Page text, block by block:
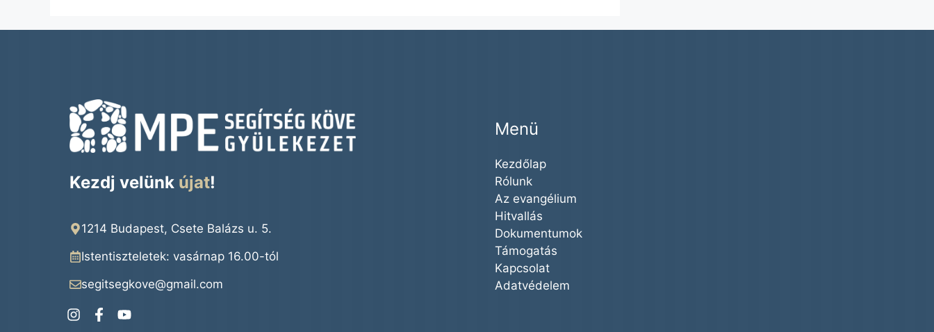
Kezdj velünk újat!
1214 Budapest, Csete Balázs u. 5.
Istentiszteletek: vasárnap 16.00-tól
segitsegkove@gmail.com
Menü
Kezdőlap
Rólunk
Az evangélium
Hitvallás
Dokumentumok
Támogatás
Kapcsolat
Adatvédelem